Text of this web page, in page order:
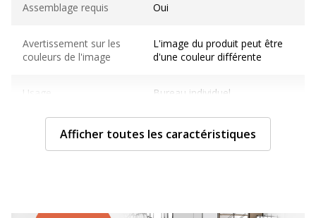
Assemblage requis Oui
Avertissement sur les
couleurs de l'image
L'image du produit peut être
d'une couleur différente
Usage Bureau individuel
Caractéristiques générales
Caractéristiques générales
Afficher toutes les caractéristiques